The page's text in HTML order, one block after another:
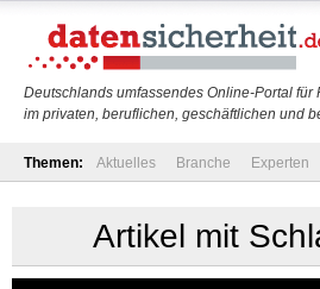
Deutschlands umfassendes Online-Portal für
im privaten, beruflichen, geschäftlichen und
Themen: Aktuelles Branche Experten
Artikel mit